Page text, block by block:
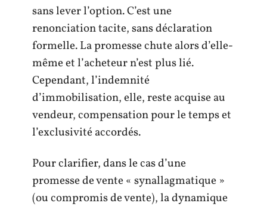
sans lever l’option. C’est une
renonciation tacite, sans déclaration
formelle. La promesse chute alors d’elle-
même et l’acheteur n’est plus lié.
Cependant, l’indemnité
d’immobilisation, elle, reste acquise au
vendeur, compensation pour le temps et
l’exclusivité accordés.
Pour clarifier, dans le cas d’une
promesse de vente « synallagmatique »
(ou compromis de vente), la dynamique